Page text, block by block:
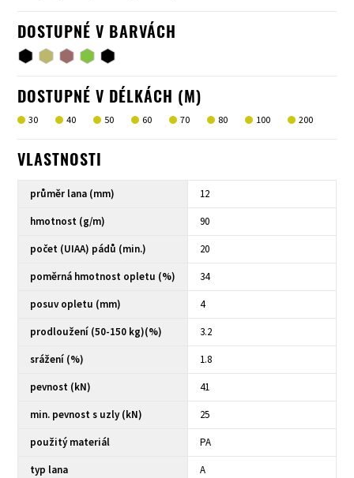
DOSTUPNÉ V BARVÁCH
DOSTUPNÉ V DÉLKÁCH (M)
30 40 50 60 70 80 100 200
VLASTNOSTI
průměr lana (mm)
12
hmotnost (g/m)
90
počet (UIAA) pádů (min.)
20
poměrná hmotnost opletu (%)
34
posuv opletu (mm)
4
prodloužení (50-150 kg)(%)
3.2
srážení (%)
1.8
pevnost (kN)
41
min. pevnost s uzly (kN)
25
použitý materiál
PA
typ lana
A